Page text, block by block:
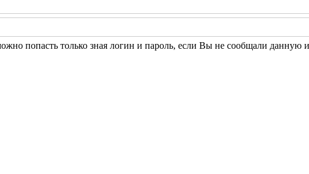
попасть только зная логин и пароль, если Вы не сообщали данную